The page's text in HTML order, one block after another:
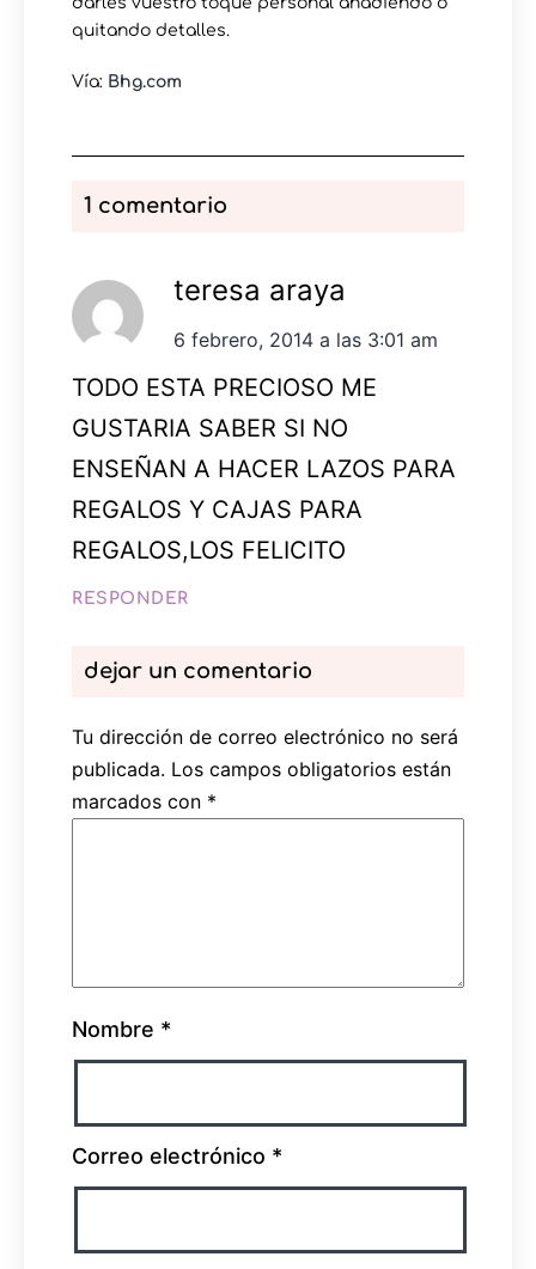
quitando detalles.
Vía: Bhg.com
1 comentario
teresa araya
6 febrero, 2014 a las 3:01 am
TODO ESTA PRECIOSO ME
GUSTARIA SABER SI NO
ENSEÑAN A HACER LAZOS PARA
REGALOS Y CAJAS PARA
REGALOS,LOS FELICITO
RESPONDER
dejar un comentario
Tu dirección de correo electrónico no será
publicada. Los campos obligatorios están
marcados con *
Nombre *
Correo electrónico *